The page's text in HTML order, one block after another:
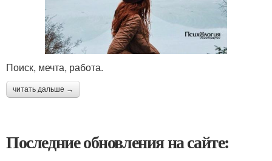
Поиск, мечта, работа.
читать дальше →
Последние обновления на сайте: